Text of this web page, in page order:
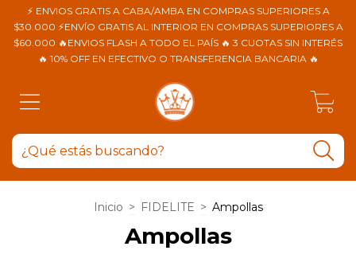
⚡ ENVIOS GRATIS A CABA/AMBA EN COMPRAS SUPERIORES A
$30.000 ⚡ENVÍO GRATIS AL INTERIOR EN COMPRAS SUPERIORES A
$60.000 🔥ENVIOS FLASH A TODO EL PAÍS 🔥 3 CUOTAS SIN INTERÉS
🔥 10% OFF EN EFECTIVO O TRANSFERENCIA BANCARIA 🔥
Inicio > FIDELITE > Ampollas
Ampollas